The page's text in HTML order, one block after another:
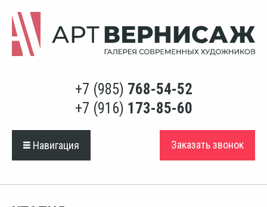
+7 (985) 768-54-52
+7 (916) 173-85-60
Навигация Заказать звонок